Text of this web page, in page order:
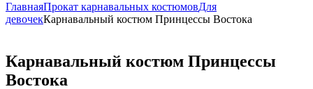
ГлавнаяПрокат карнавальных костюмовДля
девочекКарнавальный костюм Принцессы Востока
Карнавальный костюм Принцессы
Востока